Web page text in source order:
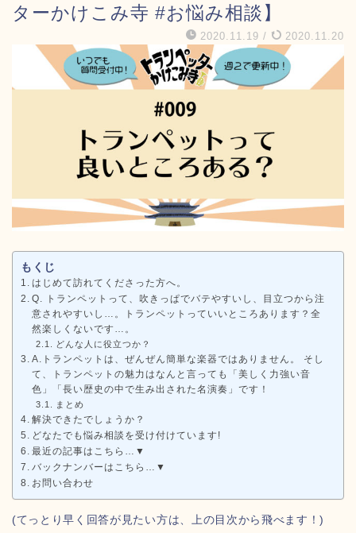
ターかけこみ寺 #お悩み相談】
2020.11.19 / 2020.11.20
もくじ
はじめて訪れてくださった方へ。
Q. トランペットって、吹きっぱでバテやすいし、目立つから注
意されやすいし…。トランペットっていいところあります？全
然楽しくないです…。
どんな人に役立つか？
A.トランペットは、ぜんぜん簡単な楽器ではありません。 そし
て、トランペットの魅力はなんと言っても「美しく力強い音
色」「長い歴史の中で生み出された名演奏」です！
まとめ
解決できたでしょうか？
どなたでも悩み相談を受け付けています!
最近の記事はこちら…▼
バックナンバーはこちら…▼
お問い合わせ
(てっとり早く回答が見たい方は、上の目次から飛べます！)